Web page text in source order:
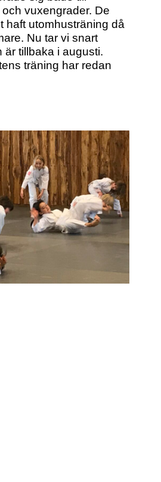
vuxengrader. De
haft utomhusträning då
Nu tar vi snart
är tillbaka i augusti.
träning har redan